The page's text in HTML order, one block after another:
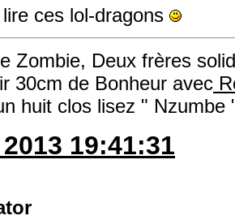
ces lol-dragons
Zombie, Deux frères
30cm de Bonheur avec
huit clos lisez " Nzumbe
19:41:31